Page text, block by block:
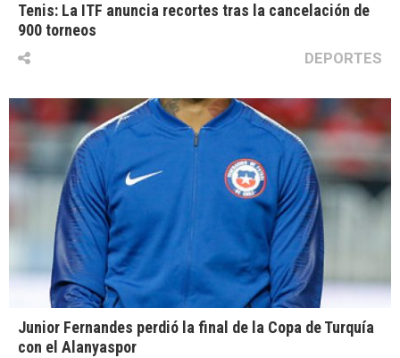
Tenis: La ITF anuncia recortes tras la cancelación de
900 torneos
DEPORTES
Junior Fernandes perdió la final de la Copa de Turquía
con el Alanyaspor